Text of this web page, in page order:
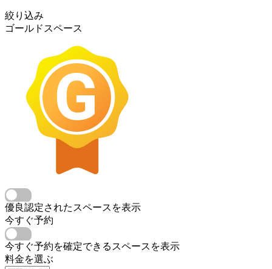
絞り込み
ゴールドスペース
優良認定されたスペースを表示
今すぐ予約
今すぐ予約を確定できるスペースを表示
料金を選ぶ